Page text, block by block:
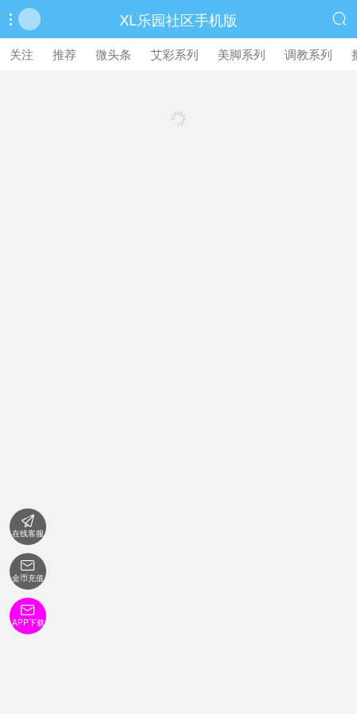
 XL乐园社区手机版 
关注 推荐 微头条 艾彩系列 美脚系列 调教系列
繁體中文版

在线客服

金币充值

APP下载